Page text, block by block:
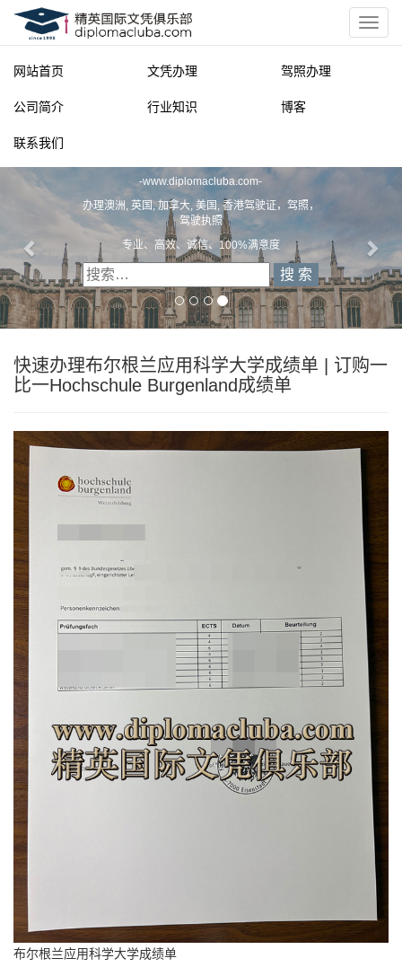
网站首页 文凭办理 驾照办理
公司简介 行业知识 博客
联系我们
-www.diplomacluba.com-
办理澳洲, 英国, 加拿大, 美国, 香港驾驶证，驾照，
驾驶执照
专业、高效、诚信、100%满意度
快速办理布尔根兰应用科学大学成绩单 | 订购一
比一Hochschule Burgenland成绩单
布尔根兰应用科学大学成绩单